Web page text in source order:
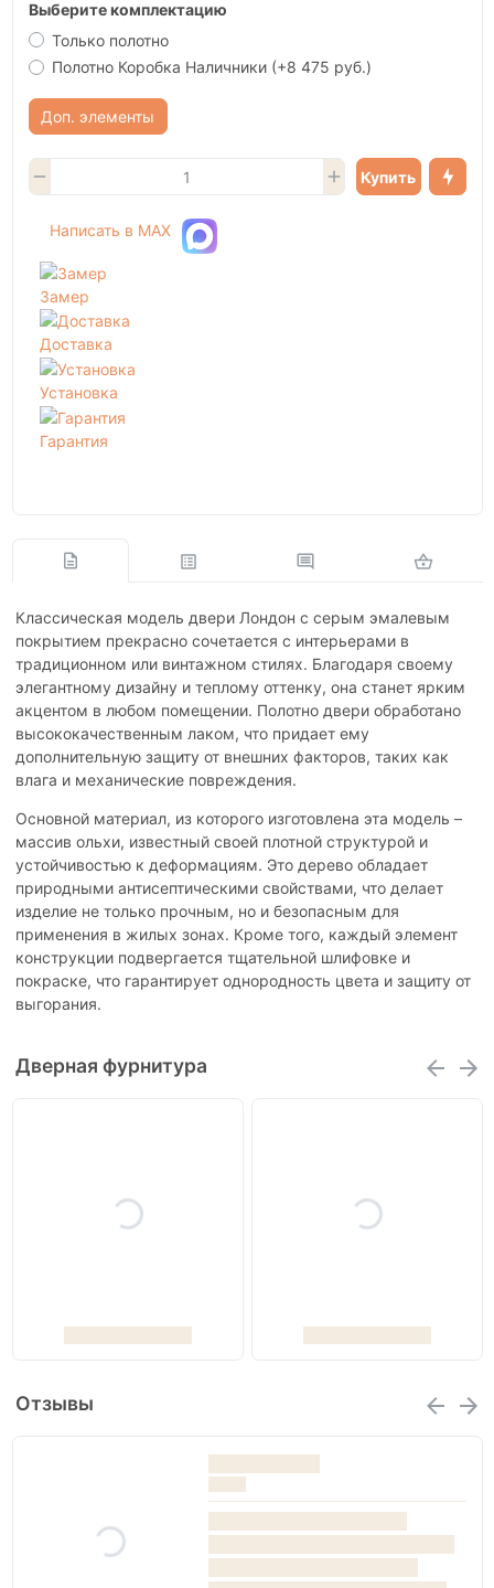
Выберите комплектацию
Только полотно
Полотно Коробка Наличники (+8 475 руб.)
Доп. элементы
Купить
Написать в MAX
Замер
Доставка
Установка
Гарантия
Классическая модель двери Лондон с серым эмалевым
покрытием прекрасно сочетается с интерьерами в
традиционном или винтажном стилях. Благодаря своему
элегантному дизайну и теплому оттенку, она станет ярким
акцентом в любом помещении. Полотно двери обработано
высококачественным лаком, что придает ему
дополнительную защиту от внешних факторов, таких как
влага и механические повреждения.
Основной материал, из которого изготовлена эта модель –
массив ольхи, известный своей плотной структурой и
устойчивостью к деформациям. Это дерево обладает
природными антисептическими свойствами, что делает
изделие не только прочным, но и безопасным для
применения в жилых зонах. Кроме того, каждый элемент
конструкции подвергается тщательной шлифовке и
покраске, что гарантирует однородность цвета и защиту от
выгорания.
Дверная фурнитура
Отзывы